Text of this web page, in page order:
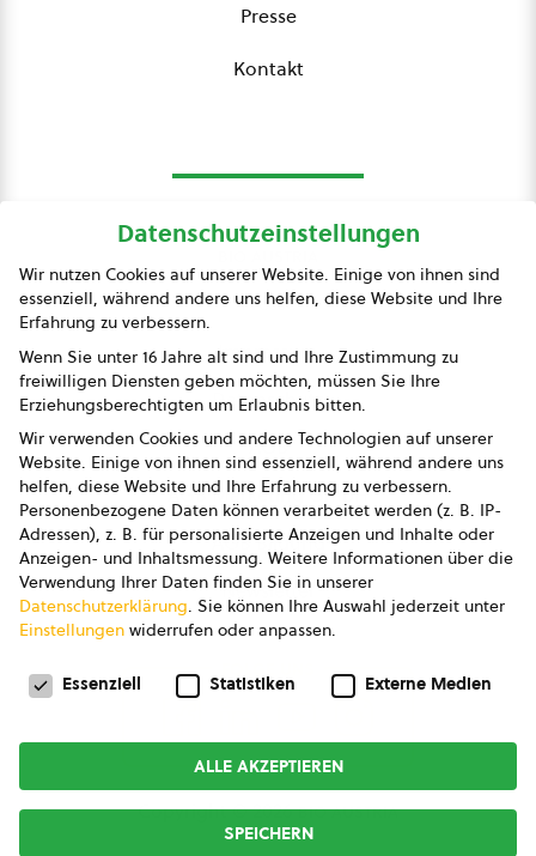
Presse
Kontakt
Presse
Impressum
Datenschutz
AGB
AGB Marketing GmbH
AGB Bildung
Newsletter
Copyright © 2026bio austria
Datenschutzeinstellungen
Wir nutzen Cookies auf unserer Website. Einige von ihnen sind
essenziell, während andere uns helfen, diese Website und Ihre
Erfahrung zu verbessern.
Wenn Sie unter 16 Jahre alt sind und Ihre Zustimmung zu
freiwilligen Diensten geben möchten, müssen Sie Ihre
Erziehungsberechtigten um Erlaubnis bitten.
Wir verwenden Cookies und andere Technologien auf unserer
Website. Einige von ihnen sind essenziell, während andere uns
helfen, diese Website und Ihre Erfahrung zu verbessern.
Personenbezogene Daten können verarbeitet werden (z. B. IP-
Adressen), z. B. für personalisierte Anzeigen und Inhalte oder
Anzeigen- und Inhaltsmessung. Weitere Informationen über die
Verwendung Ihrer Daten finden Sie in unserer
Datenschutzerklärung. Sie können Ihre Auswahl jederzeit unter
Einstellungen widerrufen oder anpassen.
Datenschutzeinstellungen
Essenziell Statistiken Externe Medien
ALLE AKZEPTIEREN
SPEICHERN